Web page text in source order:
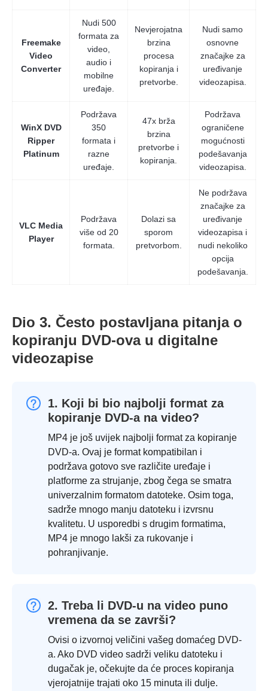
Freemake
Video
Converter
Nudi 500
formata za
video,
audio i
mobilne
uređaje.
Nevjerojatna
brzina
procesa
kopiranja i
pretvorbe.
Nudi samo
osnovne
značajke za
uređivanje
videozapisa.
WinX DVD
Ripper
Platinum
Podržava
350
formata i
razne
uređaje.
47x brža
brzina
pretvorbe i
kopiranja.
Podržava
ograničene
mogućnosti
podešavanja
videozapisa.
VLC Media
Player
Podržava
više od 20
formata.
Dolazi sa
sporom
pretvorbom.
Ne podržava
značajke za
uređivanje
videozapisa i
nudi nekoliko
opcija
podešavanja.
Dio 3. Često postavljana pitanja o
kopiranju DVD-ova u digitalne
videozapise
1. Koji bi bio najbolji format za
kopiranje DVD-a na video?
MP4 je još uvijek najbolji format za kopiranje
DVD-a. Ovaj je format kompatibilan i
podržava gotovo sve različite uređaje i
platforme za strujanje, zbog čega se smatra
univerzalnim formatom datoteke. Osim toga,
sadrže mnogo manju datoteku i izvrsnu
kvalitetu. U usporedbi s drugim formatima,
MP4 je mnogo lakši za rukovanje i
pohranjivanje.
2. Treba li DVD-u na video puno
vremena da se završi?
Ovisi o izvornoj veličini vašeg domaćeg DVD-
a. Ako DVD video sadrži veliku datoteku i
dugačak je, očekujte da će proces kopiranja
vjerojatnije trajati oko 15 minuta ili dulje.